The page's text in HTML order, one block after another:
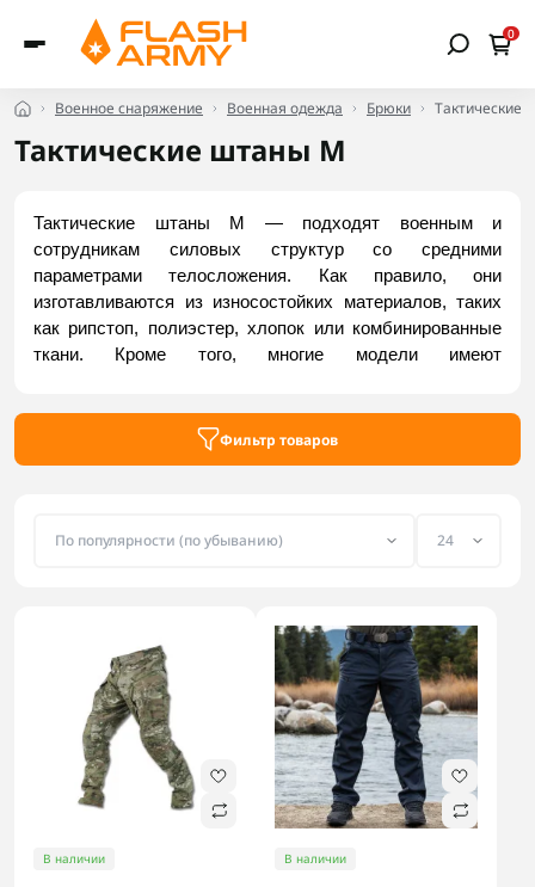
0
Военное снаряжение Военная одежда Брюки Тактические
Тактические штаны M
Тактические штаны M — подходят военным и
сотрудникам силовых структур со средними
параметрами телосложения. Как правило, они
изготавливаются из износостойких материалов, таких
как рипстоп, полиэстер, хлопок или комбинированные
ткани. Кроме того, многие модели имеют
крой обеспечивает свободу движений во время ходьбы,
Фильтр товаров
В наличии В наличии